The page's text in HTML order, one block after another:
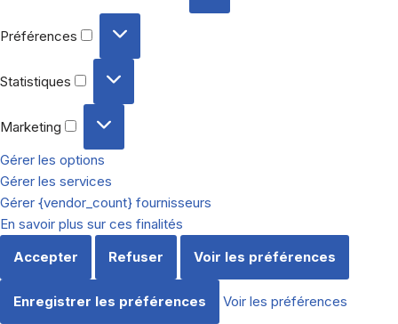
Préférences
Statistiques
Marketing
Gérer les options
Gérer les services
Gérer {vendor_count} fournisseurs
En savoir plus sur ces finalités
Accepter
Refuser Voir les préférences
Enregistrer les préférences
Voir les préférences